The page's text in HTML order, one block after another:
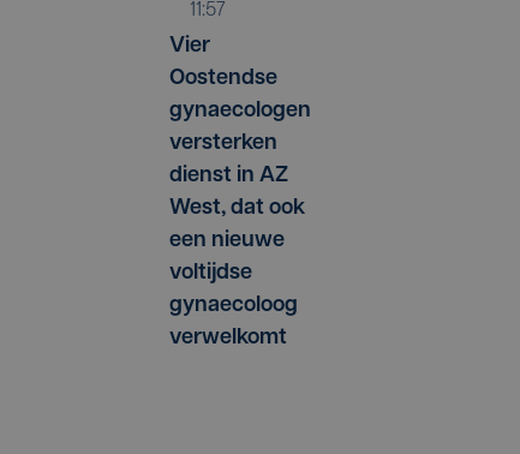
11:57
Vier
Oostendse
gynaecologen
versterken
dienst in AZ
West, dat ook
een nieuwe
voltijdse
gynaecoloog
verwelkomt